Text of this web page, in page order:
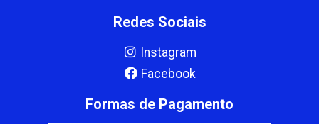
Redes Sociais
Instagram
Facebook
Formas de Pagamento